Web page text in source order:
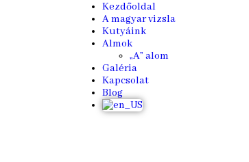
Kezdőoldal
A magyar vizsla
Kutyáink
Almok
„A” alom
Galéria
Kapcsolat
Blog